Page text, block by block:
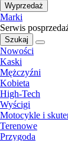
Wyprzedaż
Marki
Serwis
Szukaj
Nowości
Kaski
Mężczyźni
Kobieta
High-Tech
Wyścigi
Motocykle i
Terenowe
Przygoda